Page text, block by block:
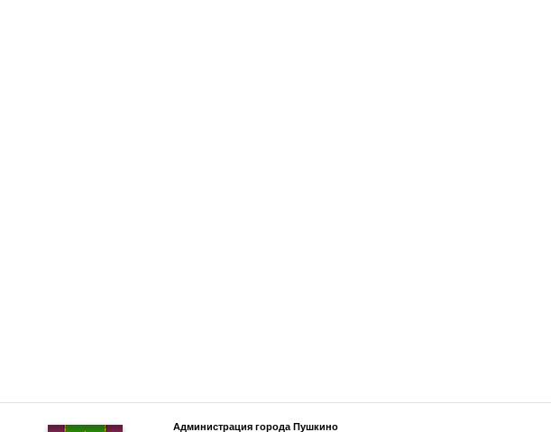
Администрация города Пушкино